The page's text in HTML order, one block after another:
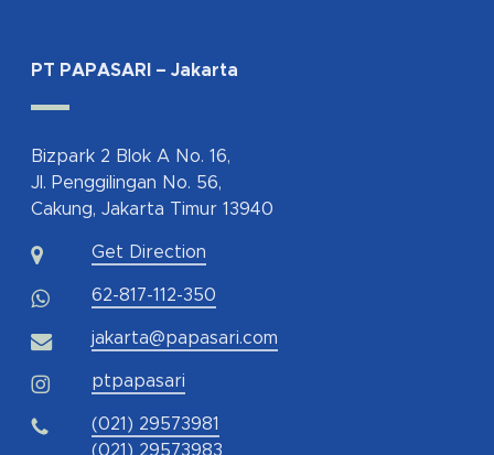
PT PAPASARI – Jakarta
Bizpark 2 Blok A No. 16,
Jl. Penggilingan No. 56,
Cakung, Jakarta Timur 13940
Get Direction
62-817-112-350
jakarta@papasari.com
ptpapasari
(021) 29573981
(021) 29573983